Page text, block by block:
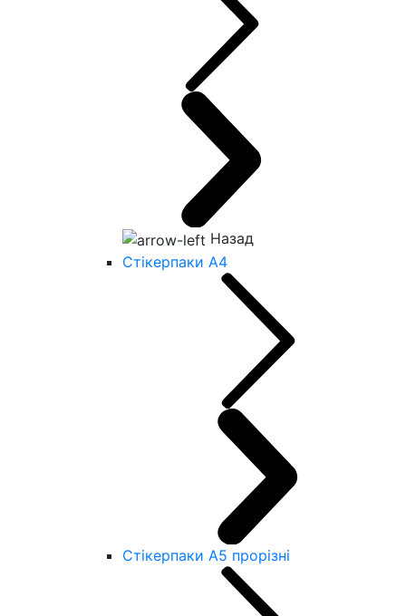
Назад
Стікерпаки А4
Стікерпаки А5 прорізні